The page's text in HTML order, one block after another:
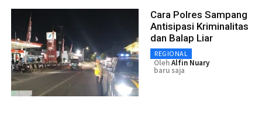
Cara Polres Sampang
Antisipasi Kriminalitas
dan Balap Liar
REGIONAL
OlehAlfin Nuary
baru saja